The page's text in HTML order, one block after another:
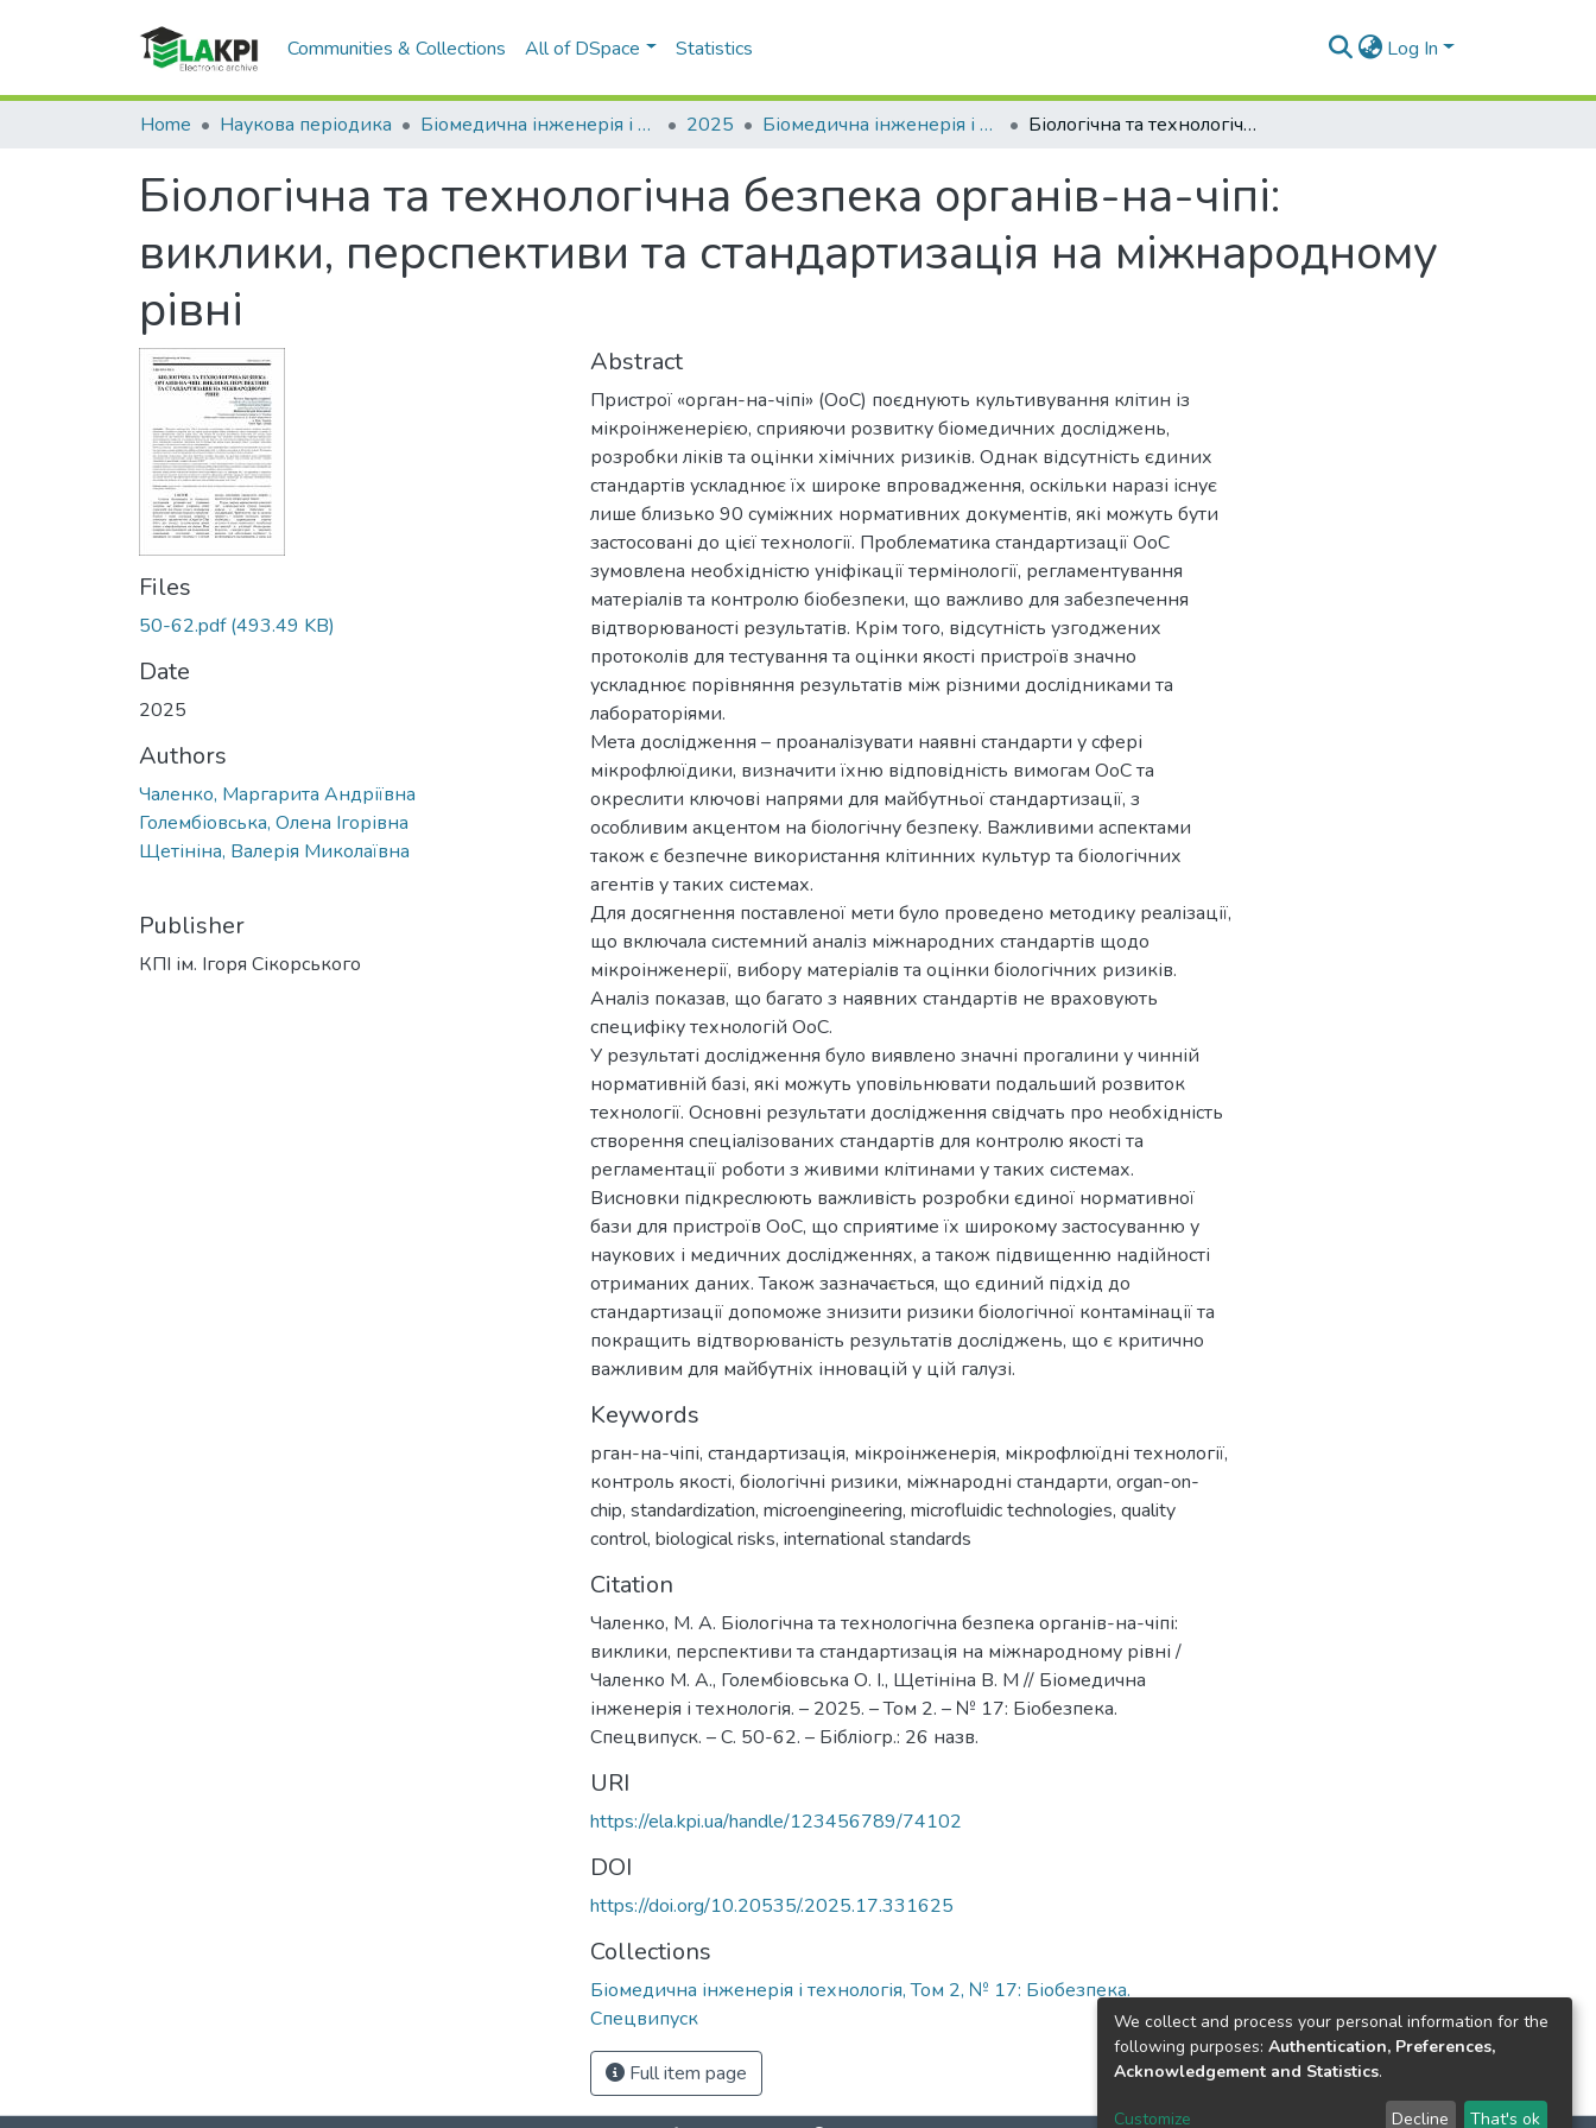
Communities & Collections All of DSpace Statistics Log In
Home Наукова періодика Біомедична інженерія і технологія 2025 Біомедична інженерія і технологія, Том 2, № 17: Біобезпека. Спецвипуск Біологічна та технологічна безпека органів-на-чіпі: виклики, перспективи та стандартизація на міжнародному рівні
Біологічна та технологічна безпека органів-на-чіпі:
виклики, перспективи та стандартизація на міжнародному
рівні
Files
50-62.pdf(493.49 KB)
Date
2025
Authors
Чаленко, Маргарита Андріївна
Голембіовська, Олена Ігорівна
Щетініна, Валерія Миколаївна
Publisher
КПІ ім. Ігоря Сікорського
Abstract
Пристрої «орган-на-чіпі» (OoC) поєднують культивування клітин із
мікроінженерією, сприяючи розвитку біомедичних досліджень,
розробки ліків та оцінки хімічних ризиків. Однак відсутність єдиних
стандартів ускладнює їх широке впровадження, оскільки наразі існує
лише близько 90 суміжних нормативних документів, які можуть бути
застосовані до цієї технології. Проблематика стандартизації OoC
зумовлена необхідністю уніфікації термінології, регламентування
матеріалів та контролю біобезпеки, що важливо для забезпечення
відтворюваності результатів. Крім того, відсутність узгоджених
протоколів для тестування та оцінки якості пристроїв значно
ускладнює порівняння результатів між різними дослідниками та
лабораторіями.
Мета дослідження – проаналізувати наявні стандарти у сфері
мікрофлюїдики, визначити їхню відповідність вимогам OoC та
окреслити ключові напрями для майбутньої стандартизації, з
особливим акцентом на біологічну безпеку. Важливими аспектами
також є безпечне використання клітинних культур та біологічних
агентів у таких системах.
Для досягнення поставленої мети було проведено методику реалізації,
що включала системний аналіз міжнародних стандартів щодо
мікроінженерії, вибору матеріалів та оцінки біологічних ризиків.
Аналіз показав, що багато з наявних стандартів не враховують
специфіку технологій OoC.
У результаті дослідження було виявлено значні прогалини у чинній
нормативній базі, які можуть уповільнювати подальший розвиток
технології. Основні результати дослідження свідчать про необхідність
створення спеціалізованих стандартів для контролю якості та
регламентації роботи з живими клітинами у таких системах.
Висновки підкреслюють важливість розробки єдиної нормативної
бази для пристроїв OoC, що сприятиме їх широкому застосуванню у
наукових і медичних дослідженнях, а також підвищенню надійності
отриманих даних. Також зазначається, що єдиний підхід до
стандартизації допоможе знизити ризики біологічної контамінації та
покращить відтворюваність результатів досліджень, що є критично
важливим для майбутніх інновацій у цій галузі.
Keywords
рган-на-чіпі, стандартизація, мікроінженерія, мікрофлюїдні технології,
контроль якості, біологічні ризики, міжнародні стандарти, organ-on-
chip, standardization, microengineering, microfluidic technologies, quality
control, biological risks, international standards
Citation
Чаленко, М. А. Біологічна та технологічна безпека органів-на-чіпі:
виклики, перспективи та стандартизація на міжнародному рівні /
Чаленко М. А., Голембіовська О. І., Щетініна В. М // Біомедична
інженерія і технологія. – 2025. – Том 2. – № 17: Біобезпека.
Спецвипуск. – С. 50-62. – Бібліогр.: 26 назв.
URI
https://ela.kpi.ua/handle/123456789/74102
DOI
https://doi.org/10.20535/.2025.17.331625
Collections
Біомедична інженерія і технологія, Том 2, № 17: Біобезпека.
Спецвипуск
Full item page
We collect and process your personal information for the
following purposes: Authentication, Preferences,
Acknowledgement and Statistics.
Customize Decline That's ok